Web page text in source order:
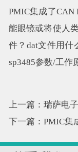
PMIC集成了
能眼镜或将使人
件？dat文件用什
sp3485参数/工作